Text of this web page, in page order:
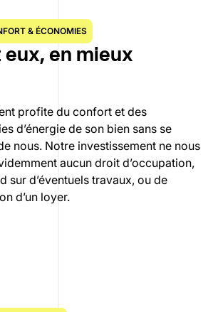
& ÉCONOMIES
eux, en mieux
profite du confort et des
d’énergie de son bien sans se
nous. Notre investissement ne nous
aucun droit d’occupation,
sur d’éventuels travaux, ou de
d’un loyer.